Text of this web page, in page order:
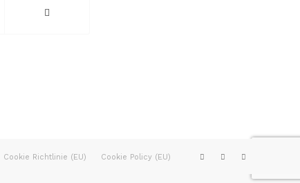
Cookie Richtlinie (EU) Cookie Policy (EU)